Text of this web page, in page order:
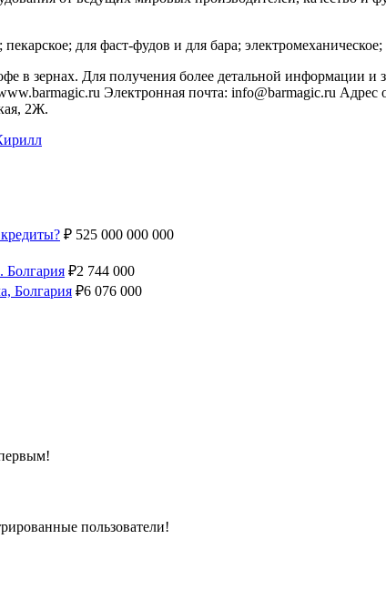
для фаст-фудов и для бара;
в зернах. Для получения более детальной информации
Электронная почта: info@barmagic.ru Адрес
2Ж.
₽ 525 000 000 000
Болгария ₽2 744 000
Болгария ₽6 076 000
пользователи!